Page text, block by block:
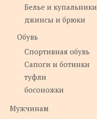
Белье и купальники
джинсы и брюки
Обувь
Спортивная обувь
Сапоги и ботинки
туфли
босоножки
Мужчинам